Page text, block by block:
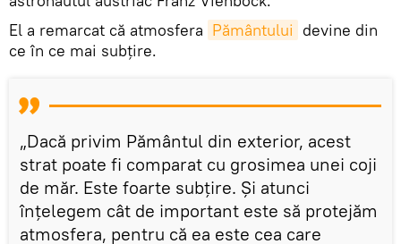
El a remarcat că atmosfera Pământului devine din
ce în ce mai subțire.
„Dacă privim Pământul din exterior, acest
strat poate fi comparat cu grosimea unei coji
de măr. Este foarte subțire. Și atunci
înțelegem cât de important este să protejăm
atmosfera, pentru că ea este cea care